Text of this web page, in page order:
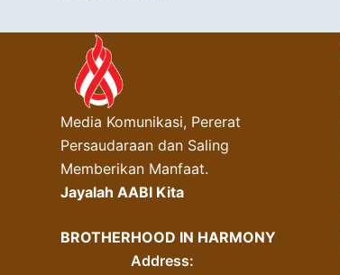
Media Komunikasi, Pererat
Persaudaraan dan Saling
Memberikan Manfaat.
Jayalah AABI Kita
BROTHERHOOD IN HARMONY
Address: